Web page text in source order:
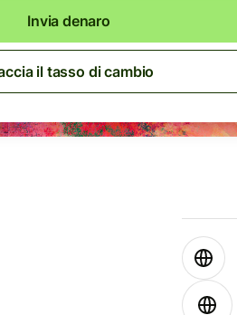
Invia denaro
il tasso di cambio